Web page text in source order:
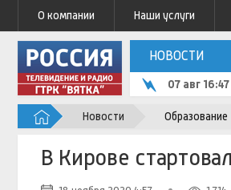
О компании Наши услуги
НОВОСТИ
07 авг 16:47
Новости Образование
В Кирове